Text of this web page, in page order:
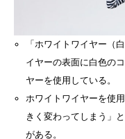
「ホワイトワイヤー（
イヤーの表面に白色の
ヤーを使用している。
ホワイトワイヤーを使
きく変わってしまう」
がある。